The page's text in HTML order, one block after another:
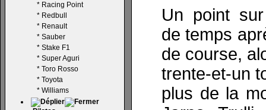
* Racing Point
* Redbull
* Renault
* Sauber
* Stake F1
* Super Aguri
* Toro Rosso
* Toyota
* Williams
Un point
de temps
de course,
trente-et-un
plus de la